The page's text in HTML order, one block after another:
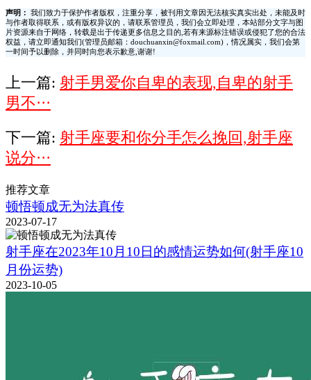
声明：
我们致力于保护作者版权，注重分享，被刊用文章因无法核实真实出处，未能及时
与作者取得联系，或有版权异议的，请联系管理员，我们会立即处理，本站部分文字与图
片资源来自于网络，转载是出于传递更多信息之目的,若有来源标注错误或侵犯了您的合法
权益，请立即通知我们(管理员邮箱：douchuanxin@foxmail.com)，情况属实，我们会第
一时间予以删除，并同时向您表示歉意,谢谢!
上一篇: 射手男爱你自卑的表现,自卑的射手
男不···
下一篇: 射手座要和你分手怎么挽回,射手座
说分···
推荐文章
顿悟顿成无为法真传
2023-07-17
射手座在2023年10月10日的感情运势如何(射手座10
月份运势)
2023-10-05